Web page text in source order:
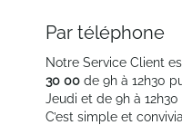
Par téléphone
Notre Service Client
30 00 de 9h à 12h30
Jeudi et de 9h à
C’est simple et